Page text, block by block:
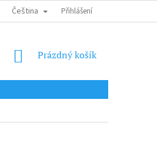
SHIPPING OBCHODNÍ PODMÍNKY
Čeština Přihlášení
NÁKUPNÍ
Prázdný košík